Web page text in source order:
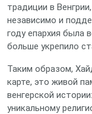
традиции в
независимо и
году епархия была
больше укрепило
Таким образом,
карте, это живой
венгерской
уникальному